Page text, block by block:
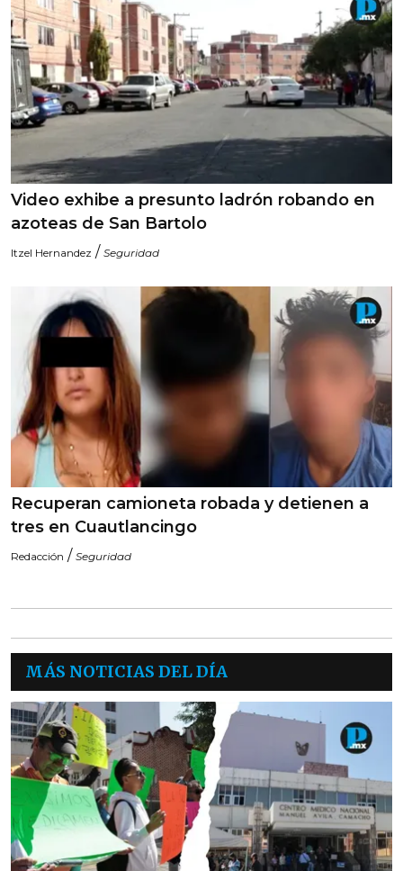
Video exhibe a presunto ladrón robando en
azoteas de San Bartolo
Itzel Hernandez / Seguridad
Recuperan camioneta robada y detienen a
tres en Cuautlancingo
Redacción / Seguridad
MÁS NOTICIAS DEL DÍA